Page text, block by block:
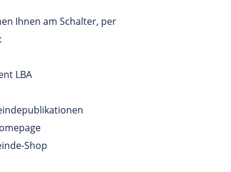
Ihnen am Schalter, per
LBA
Shop